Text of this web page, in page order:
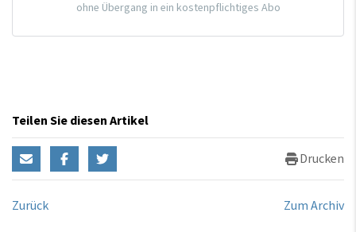
ohne Übergang in ein kostenpflichtiges Abo
Teilen Sie diesen Artikel
Drucken
Zurück Zum Archiv